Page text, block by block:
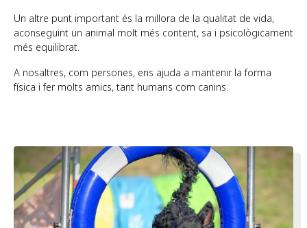
Un altre punt important és la millora de la qualitat de vida,
aconseguint un animal molt més content, sa i psicològicament
més equilibrat.
A nosaltres, com persones, ens ajuda a mantenir la forma
física i fer molts amics, tant humans com canins.